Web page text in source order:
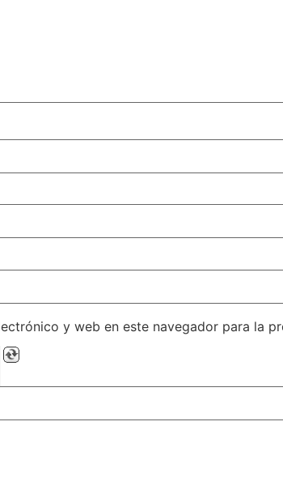
y web en este navegador para la